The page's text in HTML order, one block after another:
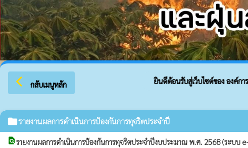
arrow_back_ios กลับเมนูหลัก ยินดีต้อนรับสู่เว็บไซต์ของ องค์การบ
folderรายงานผลการดำเนินการป้องกันการทุจริตประจำปี
find_in_pageรายงานผลการดำเนินการป้องกันการทุจริตประจำปีงบประมาณ พ.ศ. 2568 (ระบบ